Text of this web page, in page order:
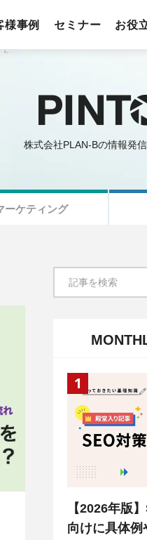
様事例 セミナー お役
株式会社PLAN-Bの情報発
ーケティング
【2026年版
向けに具体